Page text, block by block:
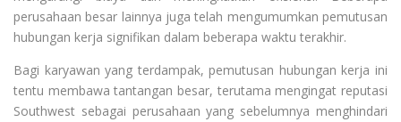
perusahaan besar lainnya juga telah mengumumkan pemutusan
hubungan kerja signifikan dalam beberapa waktu terakhir.
Bagi karyawan yang terdampak, pemutusan hubungan kerja ini
tentu membawa tantangan besar, terutama mengingat reputasi
Southwest sebagai perusahaan yang sebelumnya menghindari